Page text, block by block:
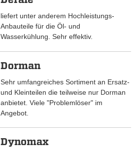
liefert unter anderem Hochleistungs-
Anbauteile für die Öl- und
Wasserkühlung. Sehr effektiv.
Dorman
Sehr umfangreiches Sortiment an Ersatz-
und Kleinteilen die teilweise nur Dorman
anbietet. Viele "Problemlöser" im
Angebot.
Dynomax